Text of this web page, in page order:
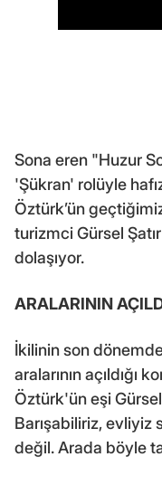
Sona eren "Huzur
'Şükran' rolüyle
Öztürk’ün
turizmci Gürsel
dolaşıyor.
ARALARININ
İkilinin son
aralarının açıldığı
Öztürk'ün eşi
Barışabiliriz, evliyiz
değil. Arada böyle